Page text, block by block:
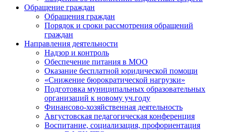
Обращение граждан
Обращения граждан
Порядок и сроки рассмотрения обращений
граждан
Направления деятельности
Надзор и контроль
Обеспечение питания в МОО
Оказание бесплатной юридической помощи
«Снижение бюрократической нагрузки»
Подготовка муниципальных образовательных
организаций к новому уч.году
Финансово-хозяйственная деятельность
Августовская педагогическая конференция
Воспитание, социализация, профориентация